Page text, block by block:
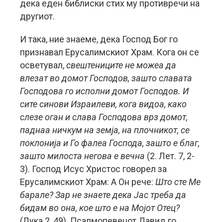
дека еден библиски стих му противречи на
другиот.
И така, ние знаеме, дека Господ Бог го
признавал Ерусалимскиот Храм. Кога он се
осветувал,свештениците не можеа да
влезат во домот Господов, зашто славата
Господова го исполни домот Господов. И
сите синови Израилеви, кога видоа, како
слезе оган и слава Господова врз домот,
паднаа ничкум на земја, на плочникот, се
поклонија и Го фалеа Господа, зашто е благ,
зашто милоста негова е вечна (2. Лет. 7, 2-
3). Господ Исус Христос говорел за
Ерусалимскиот Храм: А Он рече: Што сте Ме
барале? Зар не знаете дека Јас треба да
бидам во она, кое што е на Мојот Отец?